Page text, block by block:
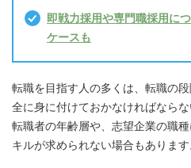
即戦力採用や専門職採用に
ケースも
転職を目指す人の多くは、転職の
全に身に付けておかなければなら
転職者の年齢層や、志望企業の職
キルが求められない場合もあります